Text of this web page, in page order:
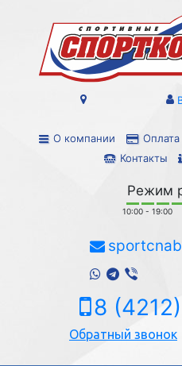
О компании Оплата
Контакты
Режим
10:00 - 19:00
8
Обратный звонок